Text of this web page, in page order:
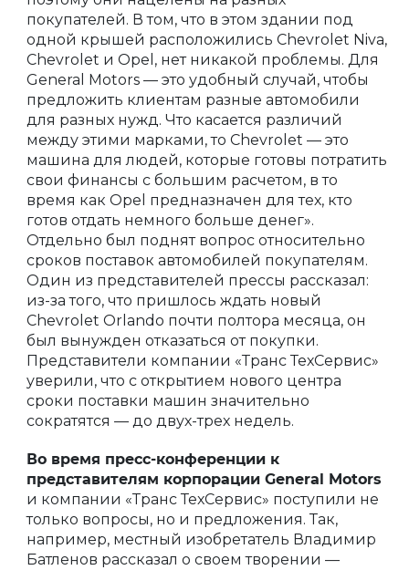
покупателей. В том, что в этом здании под
одной крышей расположились Chevrolet Niva,
Chevrolet и Opel, нет никакой проблемы. Для
General Motors — это удобный случай, чтобы
предложить клиентам разные автомобили
для разных нужд. Что касается различий
между этими марками, то Chevrolet — это
машина для людей, которые готовы потратить
свои финансы с большим расчетом, в то
время как Opel предназначен для тех, кто
готов отдать немного больше денег».
Отдельно был поднят вопрос относительно
сроков поставок автомобилей покупателям.
Один из представителей прессы рассказал:
из-за того, что пришлось ждать новый
Chevrolet Orlando почти полтора месяца, он
был вынужден отказаться от покупки.
Представители компании «Транс ТехСервис»
уверили, что с открытием нового центра
сроки поставки машин значительно
сократятся — до двух-трех недель.
Во время пресс-конференции к
представителям корпорации General Motors
и компании «Транс ТехСервис» поступили не
только вопросы, но и предложения. Так,
например, местный изобретатель Владимир
Батленов рассказал о своем творении —